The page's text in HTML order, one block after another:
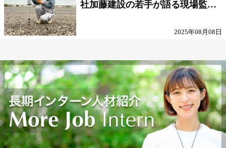
社加藤建設の若手が語る現場監督
2025年08月08日